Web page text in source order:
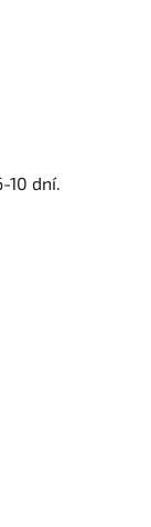
10 dní.